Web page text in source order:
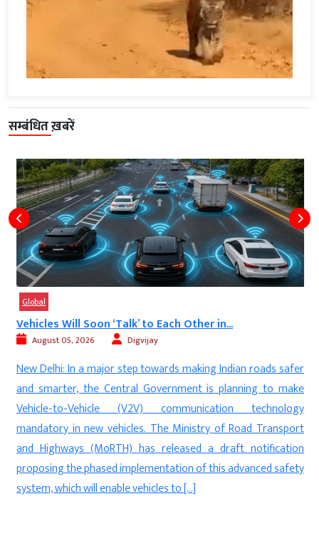
सम्बंधित ख़बरें
Global
Vehicles Will Soon ‘Talk’ to Each Other in...
August 05, 2026 Digvijay
New Delhi: In a major step towards making Indian roads safer
and smarter, the Central Government is planning to make
Vehicle-to-Vehicle (V2V) communication technology
mandatory in new vehicles. The Ministry of Road Transport
and Highways (MoRTH) has released a draft notification
proposing the phased implementation of this advanced safety
system, which will enable vehicles to […]